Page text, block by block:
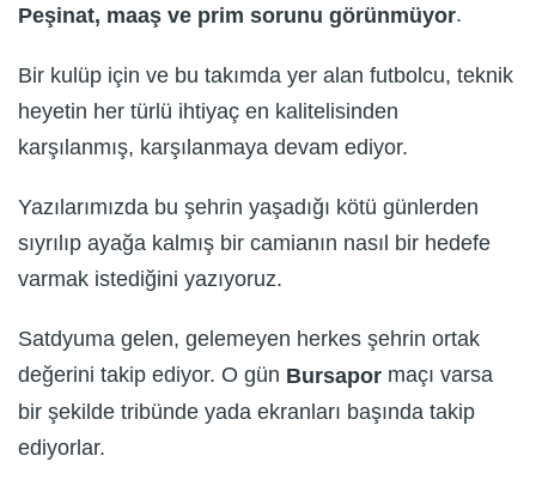
Peşinat, maaş ve prim sorunu görünmüyor.
Bir kulüp için ve bu takımda yer alan futbolcu, teknik
heyetin her türlü ihtiyaç en kalitelisinden
karşılanmış, karşılanmaya devam ediyor.
Yazılarımızda bu şehrin yaşadığı kötü günlerden
sıyrılıp ayağa kalmış bir camianın nasıl bir hedefe
varmak istediğini yazıyoruz.
Satdyuma gelen, gelemeyen herkes şehrin ortak
değerini takip ediyor. O gün Bursapor maçı varsa
bir şekilde tribünde yada ekranları başında takip
ediyorlar.